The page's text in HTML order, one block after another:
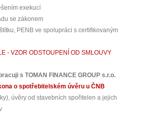
exekucí
se zákonem
PENB ve spolupráci s certifikovaným
- VZOR ODSTOUPENÍ OD SMLOUVY
s TOMAN FINANCE GROUP s.r.o.
o spotřebitelském úvěru u ČNB
úvěry od stavebních spořitelen a jejich